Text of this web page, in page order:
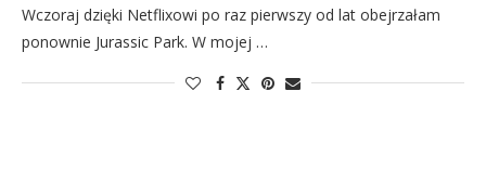
Wczoraj dzięki Netflixowi po raz pierwszy od lat obejrzałam
ponownie Jurassic Park. W mojej …